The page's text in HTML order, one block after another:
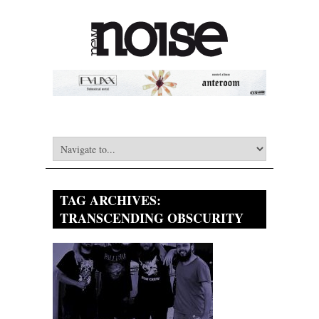
TAG ARCHIVES:
TRANSCENDING OBSCURITY